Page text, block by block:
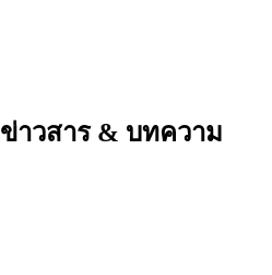
ข่าวสาร & บทความ